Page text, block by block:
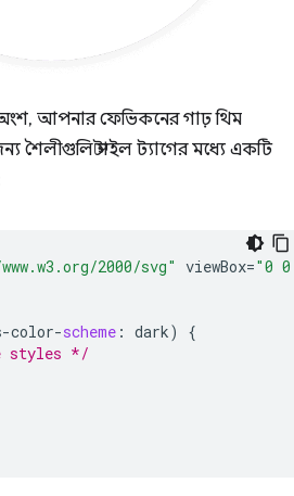
আপনার ফেভিকনের গাঢ় থিম
শৈলীগুলি স্টাইল ট্যাগের মধ্যে একটি
2000/svg" viewBox="0 0
-color-scheme : dark)
{
styles */